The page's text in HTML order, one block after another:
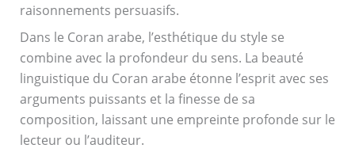
raisonnements persuasifs.
Dans le Coran arabe, l’esthétique du style se
combine avec la profondeur du sens. La beauté
linguistique du Coran arabe étonne l’esprit avec ses
arguments puissants et la finesse de sa
composition, laissant une empreinte profonde sur le
lecteur ou l’auditeur.